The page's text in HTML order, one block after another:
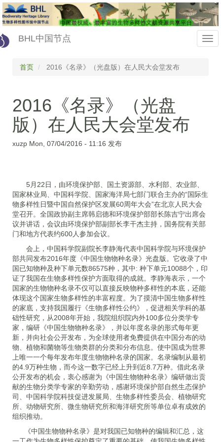
Skip
to
main
contentBHL中国节点
首页 2016《名录》（光盘版）在人民大会堂发布
2016《名录》（光盘
版）在人民大会堂发布
xuzp Mon, 07/04/2016 - 11:16 发布
5月22日，由环境保护部、国土资源部、水利部、农业部、
国家林业局、中国科学院、国家海洋局七部门联合主办的“国际生
物多样性日暨中国自然保护区发展60周年大会”在北京人民大会
堂召开。全国政协副主席韩启德和环境保护部部长陈吉宁出席会
议并讲话，会议由环境保护部副部长李干杰主持，国务院有关部
门和地方代表约600人参加会议。
会上，中国科学院副院长李静海代表中国科学院与环境保护
部共同发布2016年度《中国生物物种名录》光盘版。它收录了中
国已知物种及种下单元数86575种，其中: 种下单元10088个，印
证了我国在生物多样性保护方面取得的成就。李静海表示，一个
国家的生物物种名录不仅可以直接反映物种多样性的本底，还能
体现这个国家生物多样性的丰富程度。为了摸清中国生物多样性
的家底，支持我国履行《生物多样性公约》，促进相关学科的基
础性研究，从2008年开始，我院组织院内外100多位分类学专
家，编研《中国生物物种名录》，并以年度名录的形式每年更
新，并向社会公开发布，为全球使用者免费提供在中国分布的动
物、植物和菌物等生物类群的分类和分布信息。使中国成为世界
上唯一一个每年发布年度生物物种名录的国家。名录编制从最初
的4.9万种生物，而今这一数字已经上升到近8.7万种。借此名录
公开发布的机会，衷心感谢为《中国生物物种名录》编研做出贡
献的生物分类学专家的辛勤劳动，感谢环境保护部自然生态保护
司、中国科学院科技促进发展局、生物多样性委员会、植物研究
所、动物研究所、微生物研究所和海洋研究所等单位卓有成效的
组织推动。
《中国生物物种名录》是对我国已知物种的编辑和汇总，这